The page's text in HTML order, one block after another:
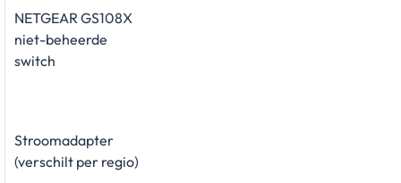
NETGEAR GS108X
niet-beheerde
switch
Stroomadapter
(verschilt per regio)